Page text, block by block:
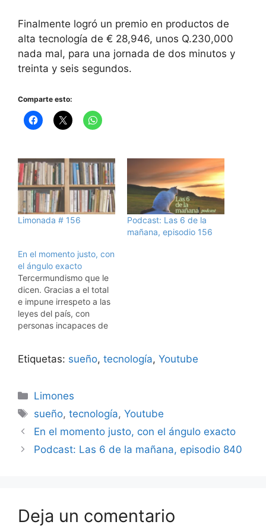
Finalmente logró un premio en productos de
alta tecnología de € 28,946, unos Q.230,000
nada mal, para una jornada de dos minutos y
treinta y seis segundos.
Comparte esto:
Limonada # 156
Podcast: Las 6 de la
mañana, episodio 156
En el momento justo, con
el ángulo exacto
Tercermundismo que le
dicen. Gracias a el total
e impune irrespeto a las
leyes del país, con
personas incapaces de
cumplir, por eso es que
similares en Guatemala.
¿Estas personas
indígenas, son las
mismas que se…
Etiquetas: sueño, tecnología, Youtube
Categorías
Limones
Etiquetas
sueño,tecnología,Youtube
En el momento justo, con el ángulo exacto
Podcast: Las 6 de la mañana, episodio 840
Deja un comentario